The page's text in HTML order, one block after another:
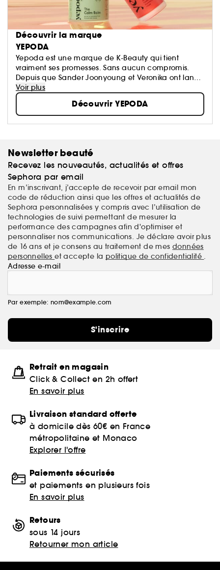
Découvrir la marque
YEPODA
Yepoda est une marque de K-Beauty qui tient
vraiment ses promesses. Sans aucun compromis.
Depuis que Sander Joonyoung et Veronika ont lancé
la marque en 2020, ils se sont donné pour mission de
proposer une innovation coréenne authentique à
laquelle vous pouvez faire confiance.
Voir plus
Découvrir YEPODA
Newsletter beauté
Recevez les nouveautés, actualités et offres
Sephora par email
En m’inscrivant, j’accepte de recevoir par email mon
code de réduction ainsi que les offres et actualités de
Sephora personnalisées y compris avec l’utilisation de
technologies de suivi permettant de mesurer la
performance des campagnes afin d'optimiser et
personnaliser nos communications. Je déclare avoir plus
de 16 ans et je consens au traitement de mes données
personnelleset accepte la politique de confidentialité .
Adresse e-mail
Par exemple: nom@example.com
S'inscrire
Retrait en magasin
Click & Collect en 2h offert
En savoir plus
Livraison standard offerte
à domicile dès 60€ en France
métropolitaine et Monaco
Explorer l'offre
Paiements sécurisés
et paiements en plusieurs fois
En savoir plus
Retours
sous 14 jours
Retourner mon article